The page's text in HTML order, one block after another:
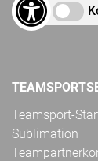
Teamsport-
Sublimation